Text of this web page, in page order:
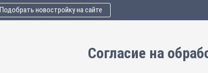
Подобрать новостройку на сайте
Согласие на